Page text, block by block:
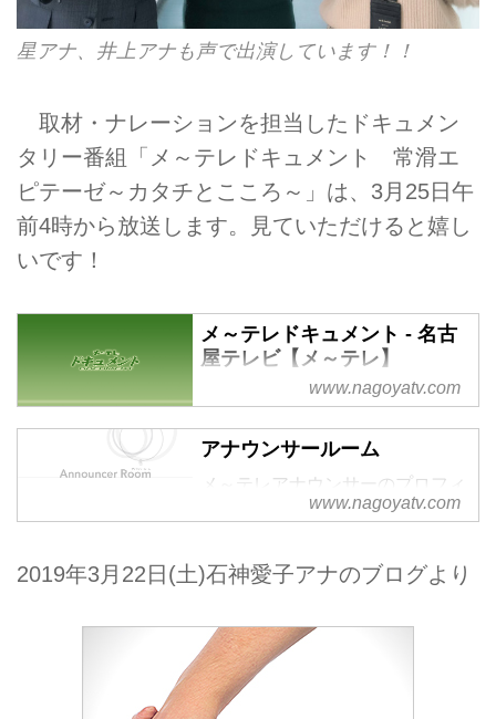
星アナ、井上アナも声で出演しています！！
取材・ナレーションを担当したドキュメン
タリー番組「メ～テレドキュメント 常滑エ
ピテーゼ～カタチとこころ～」は、3月25日午
前4時から放送します。見ていただけると嬉し
いです！
メ～テレドキュメント - 名古
屋テレビ【メ～テレ】
メ～テレ制作の本格派ドキュメン
「スタッフのつぶやき」で見るこ
www.nagoyatv.com
アナウンサールーム
メ～テレアナウンサーのプロフィ
ールページです。www.nagoyatv.com
2019年3月22日(土)石神愛子アナのブログより